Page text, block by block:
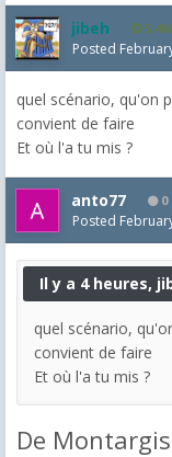
jibeh
Posted
quel scénario, qu'on
convient de faire
Et où l'a tu mis ?
anto77 0
Posted
Il y a 4 heures,
quel scénario,
convient de faire
Et où l'a tu mis ?
De